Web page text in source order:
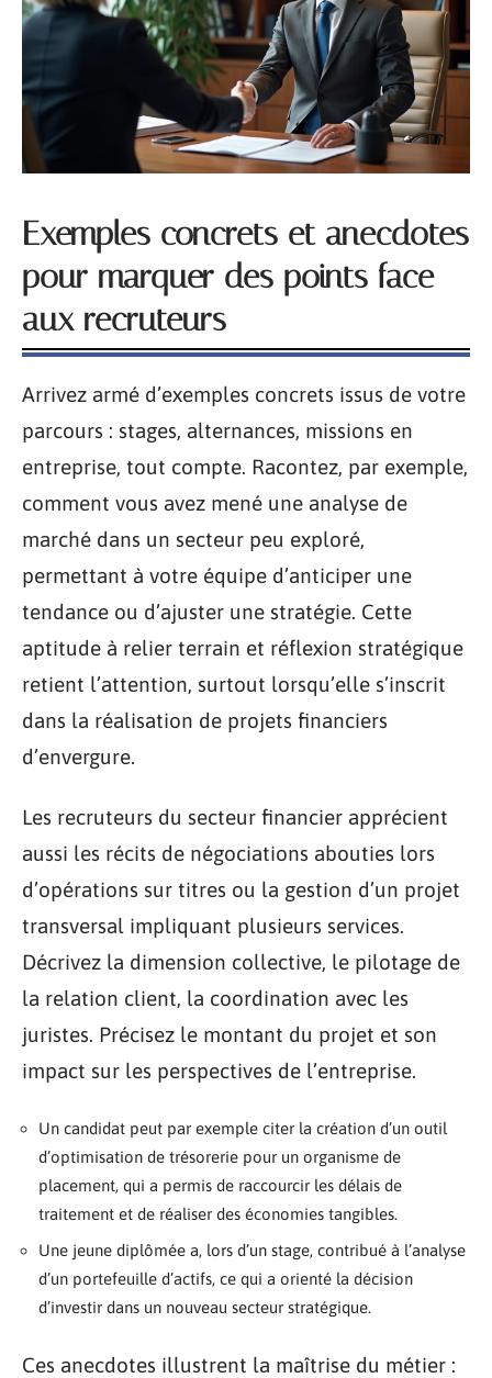
Exemples concrets et anecdotes
pour marquer des points face
aux recruteurs
Arrivez armé d’exemples concrets issus de votre
parcours : stages, alternances, missions en
entreprise, tout compte. Racontez, par exemple,
comment vous avez mené une analyse de
marché dans un secteur peu exploré,
permettant à votre équipe d’anticiper une
tendance ou d’ajuster une stratégie. Cette
aptitude à relier terrain et réflexion stratégique
retient l’attention, surtout lorsqu’elle s’inscrit
dans la réalisation de projets financiers
d’envergure.
Les recruteurs du secteur financier apprécient
aussi les récits de négociations abouties lors
d’opérations sur titres ou la gestion d’un projet
transversal impliquant plusieurs services.
Décrivez la dimension collective, le pilotage de
la relation client, la coordination avec les
juristes. Précisez le montant du projet et son
impact sur les perspectives de l’entreprise.
Un candidat peut par exemple citer la création d’un outil
d’optimisation de trésorerie pour un organisme de
placement, qui a permis de raccourcir les délais de
traitement et de réaliser des économies tangibles.
Une jeune diplômée a, lors d’un stage, contribué à l’analyse
d’un portefeuille d’actifs, ce qui a orienté la décision
d’investir dans un nouveau secteur stratégique.
Ces anecdotes illustrent la maîtrise du métier :